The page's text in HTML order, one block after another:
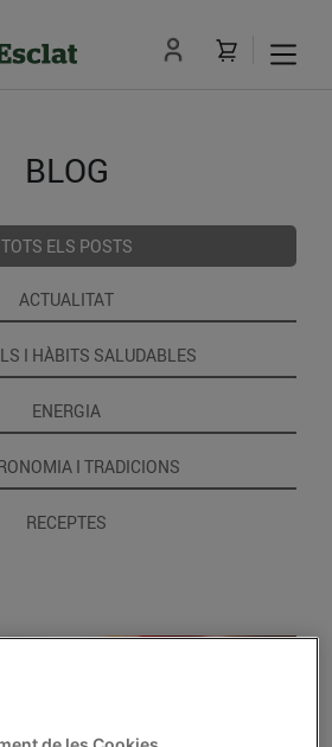
BLOG
TOTS ELS POSTS
ACTUALITAT
I HÀBITS SALUDABLES
ENERGIA
I TRADICIONS
RECEPTES